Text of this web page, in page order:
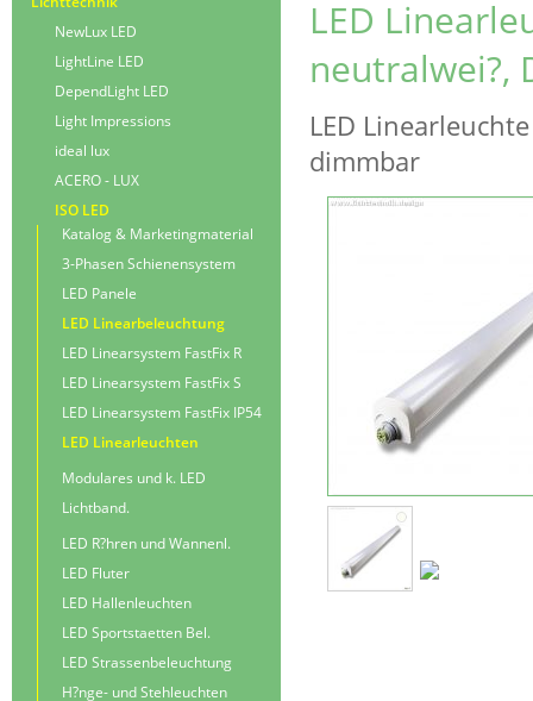
LED
neutralwei?,
LED
dimmbar
NewLux LED
LightLine LED
DependLight LED
Light Impressions
ideal lux
ACERO - LUX
ISO LED
Katalog & Marketingmaterial
3-Phasen Schienensystem
LED Panele
LED Linearbeleuchtung
LED Linearsystem FastFix R
LED Linearsystem FastFix S
LED Linearsystem FastFix IP54
LED Linearleuchten
Modulares und k. LED
Lichtband.
LED R?hren und Wannenl.
LED Fluter
LED Hallenleuchten
LED Sportstaetten Bel.
LED Strassenbeleuchtung
H?nge- und Stehleuchten